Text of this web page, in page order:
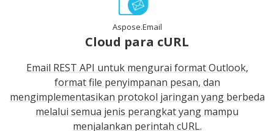
Aspose.Email
Cloud para cURL
Email REST API untuk mengurai format Outlook,
format file penyimpanan pesan, dan
mengimplementasikan protokol jaringan yang berbeda
melalui semua jenis perangkat yang mampu
menjalankan perintah cURL.